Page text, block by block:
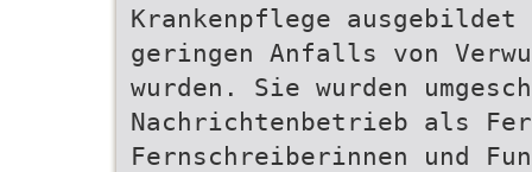
Krankenpflege ausgebildet
geringen Anfalls von
wurden. Sie wurden
Nachrichtenbetrieb als
Fernschreiberinnen und